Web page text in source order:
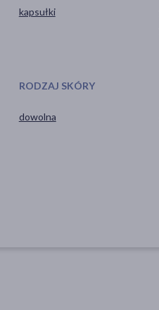
kapsułki
RODZAJ SKÓRY
dowolna